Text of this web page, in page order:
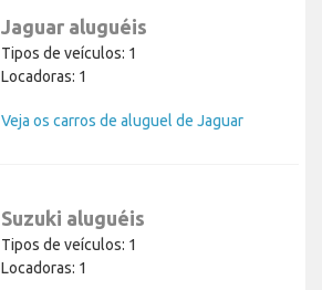
Jaguar aluguéis
Tipos de veículos: 1
Locadoras: 1
Veja os carros de aluguel de Jaguar
Suzuki aluguéis
Tipos de veículos: 1
Locadoras: 1